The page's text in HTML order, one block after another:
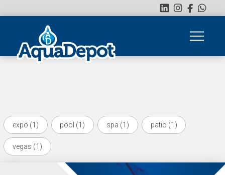
expo (1) pool (1) spa (1) patio (1)
vegas (1)